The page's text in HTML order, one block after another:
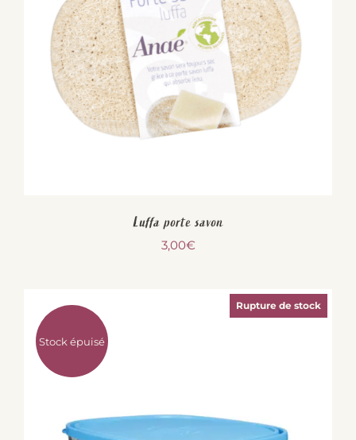
Luffa porte savon
3,00€
Stock épuisé
Rupture de stock